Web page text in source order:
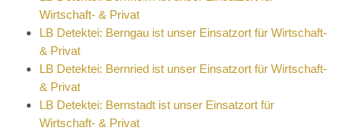
Wirtschaft- & Privat
LB Detektei: Berngau ist unser Einsatzort für Wirtschaft-
& Privat
LB Detektei: Bernried ist unser Einsatzort für Wirtschaft-
& Privat
LB Detektei: Bernstadt ist unser Einsatzort für
Wirtschaft- & Privat